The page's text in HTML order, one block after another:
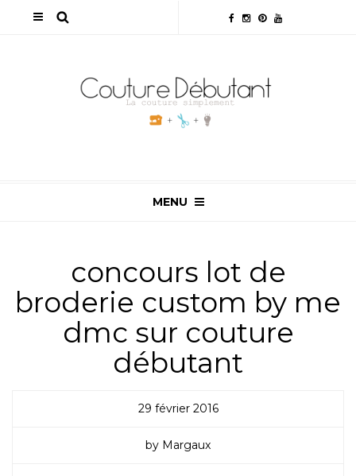
MENU
concours lot de
broderie custom by me
dmc sur couture
débutant
29 février 2016
by Margaux